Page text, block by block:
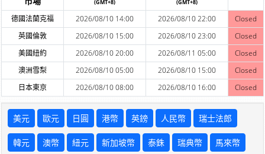
(GMT+8) (GMT+8)
德國法蘭克福 2026/08/10 14:00 2026/08/10 22:00
Closed
英國倫敦
2026/08/10 15:00 2026/08/10 23:00
Closed
美國紐約
2026/08/10 20:00 2026/08/11 05:00
Closed
澳洲雪梨
2026/08/10 05:00 2026/08/10 15:00
Closed
日本東京
2026/08/10 08:00 2026/08/10 16:00 Closed
美元 歐元 日圓 港幣 英鎊 人民幣 瑞士法郎
韓元 澳幣 紐元 新加坡幣 泰銖 瑞典幣 馬來幣